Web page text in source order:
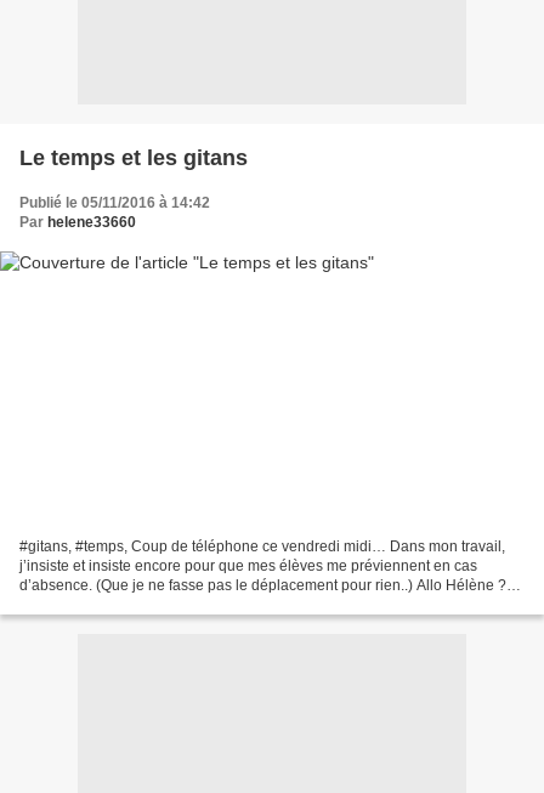
Le temps et les gitans
Publié le 05/11/2016 à 14:42
Par helene33660
#gitans, #temps, Coup de téléphone ce vendredi midi… Dans mon travail,
j’insiste et insiste encore pour que mes élèves me préviennent en cas
d’absence. (Que je ne fasse pas le déplacement pour rien..) Allo Hélène ?